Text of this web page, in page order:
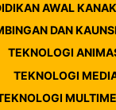
AWAL
DAN
TEKNOLOGI
TEKNOLOGI